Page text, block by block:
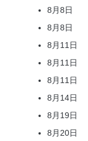
8月8日
8月8日
8月11日
8月11日
8月11日
8月14日
8月19日
8月20日